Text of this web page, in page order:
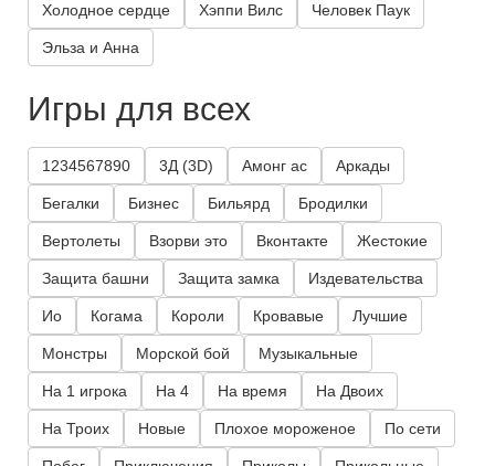
Холодное сердце Хэппи Вилс Человек Паук
Эльза и Анна
Игры для всех
1234567890 3Д (3D) Амонг ас Аркады
Бегалки Бизнес Бильярд Бродилки
Вертолеты Взорви это Вконтакте Жестокие
Защита башни Защита замка Издевательства
Ио Когама Короли Кровавые Лучшие
Монстры Морской бой Музыкальные
На 1 игрока На 4 На время На Двоих
На Троих Новые Плохое мороженое По сети